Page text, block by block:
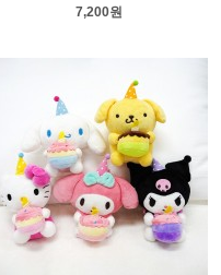
7,200원